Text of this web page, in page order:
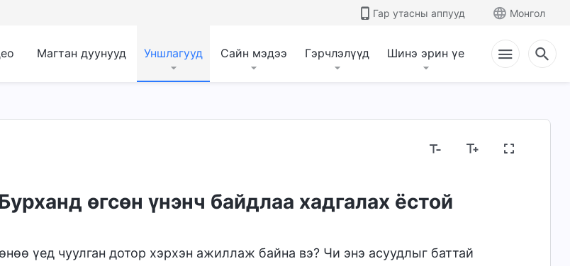
Гар утасны аппууд Монгол
Магтан дуунууд Уншлагууд Сайн мэдээ Гэрчлэлүүд Шинэ эрин үе
өгсөн үнэнч байдлаа хадгалах ёстой
үед чуулган дотор хэрхэн ажиллаж байна вэ? Чи энэ асуудлыг баттай